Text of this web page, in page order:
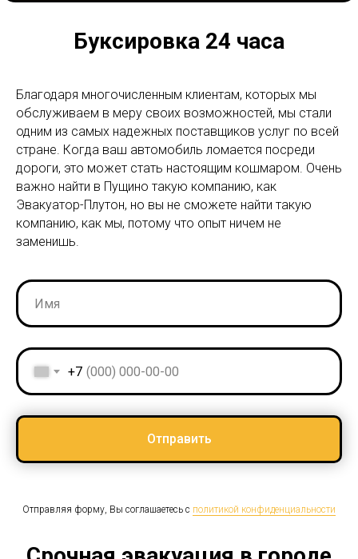
Буксировка 24 часа
Благодаря многочисленным клиентам, которых мы
обслуживаем в меру своих возможностей, мы стали
одним из самых надежных поставщиков услуг по всей
стране. Когда ваш автомобиль ломается посреди
дороги, это может стать настоящим кошмаром. Очень
важно найти в Пущино такую компанию, как
Эвакуатор-Плутон, но вы не сможете найти такую
компанию, как мы, потому что опыт ничем не
заменишь.
+7
Отправить
Отправляя форму, Вы соглашаетесь с политикой конфиденциальности